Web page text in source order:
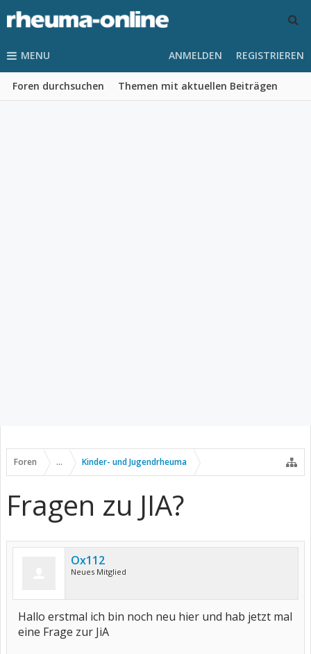
MENU
Foren durchsuchen Themen mit aktuellen Beiträgen
ANMELDEN REGISTRIEREN
Foren ... Kinder- und Jugendrheuma
Fragen zu JIA?
Ox112
Neues Mitglied
Hallo erstmal ich bin noch neu hier und hab jetzt mal
eine Frage zur JiA